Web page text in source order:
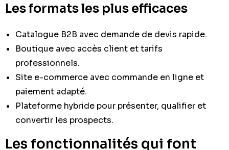
Les formats les plus efficaces
Catalogue B2B avec demande de devis rapide.
Boutique avec accès client et tarifs
professionnels.
Site e-commerce avec commande en ligne et
paiement adapté.
Plateforme hybride pour présenter, qualifier et
convertir les prospects.
Les fonctionnalités qui font